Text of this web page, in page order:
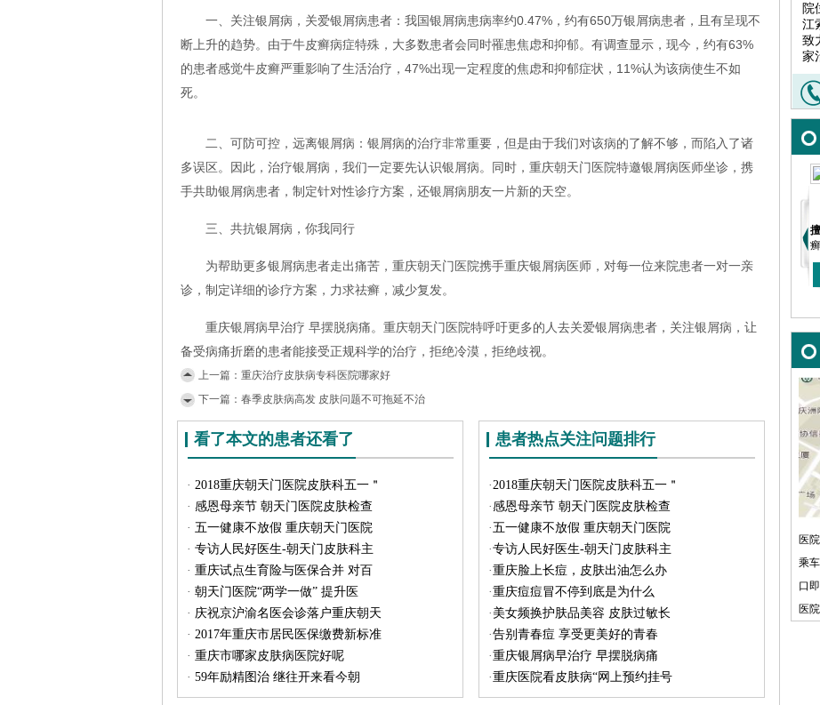
一、关注银屑病，关爱银屑病患者：我国银屑病患病率约0.47%，约有650万银屑病患者，且有呈现不
断上升的趋势。由于牛皮癣病症特殊，大多数患者会同时罹患焦虑和抑郁。有调查显示，现今，约有63%
的患者感觉牛皮癣严重影响了生活治疗，47%出现一定程度的焦虑和抑郁症状，11%认为该病使生不如
死。
二、可防可控，远离银屑病：银屑病的治疗非常重要，但是由于我们对该病的了解不够，而陷入了诸
多误区。因此，治疗银屑病，我们一定要先认识银屑病。同时，重庆朝天门医院特邀银屑病医师坐诊，携
手共助银屑病患者，制定针对性诊疗方案，还银屑病朋友一片新的天空。
三、共抗银屑病，你我同行
为帮助更多银屑病患者走出痛苦，重庆朝天门医院携手重庆银屑病医师，对每一位来院患者一对一亲
诊，制定详细的诊疗方案，力求祛癣，减少复发。
重庆银屑病早治疗 早摆脱病痛。重庆朝天门医院特呼吁更多的人去关爱银屑病患者，关注银屑病，让
备受病痛折磨的患者能接受正规科学的治疗，拒绝冷漠，拒绝歧视。
上一篇： 重庆治疗皮肤病专科医院哪家好
下一篇： 春季皮肤病高发 皮肤问题不可拖延不治
看了本文的患者还看了
· 2018重庆朝天门医院皮肤科五一＂
· 感恩母亲节 朝天门医院皮肤检查
· 五一健康不放假 重庆朝天门医院
· 专访人民好医生-朝天门皮肤科主
· 重庆试点生育险与医保合并 对百
· 朝天门医院“两学一做” 提升医
· 庆祝京沪渝名医会诊落户重庆朝天
· 2017年重庆市居民医保缴费新标准
· 重庆市哪家皮肤病医院好呢
· 59年励精图治 继往开来看今朝
患者热点关注问题排行
·2018重庆朝天门医院皮肤科五一＂
·感恩母亲节 朝天门医院皮肤检查
·五一健康不放假 重庆朝天门医院
·专访人民好医生-朝天门皮肤科主
·重庆脸上长痘，皮肤出油怎么办
·重庆痘痘冒不停到底是为什么
· 美女频换护肤品美容 皮肤过敏长
·告别青春痘 享受更美好的青春
·重庆银屑病早治疗 早摆脱病痛
·重庆医院看皮肤病“网上预约挂号
院
江
致
家
青春痘、
癣、寻常疣等多
医
乘
口
医